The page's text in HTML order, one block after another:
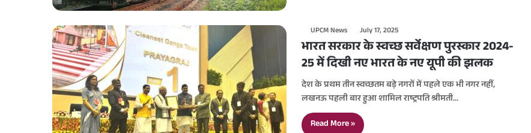
UPCM News July 17, 2025
भारत सरकार के स्वच्छ सर्वेक्षण पुरस्कार 2024-
25 में दिखी नए भारत के नए यूपी की झलक
देश के प्रथम तीन स्वच्छतम बड़े नगरों में पहले एक भी नगर नहीं,
लखनऊ पहली बार हुआ शामिल राष्ट्रपति श्रीमती…
Read More »